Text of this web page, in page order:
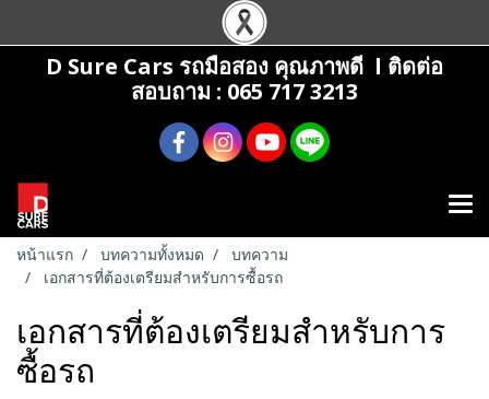
D Sure Cars รถมือสอง คุณภาพดี l ติดต่อ
สอบถาม : 065 717 3213
หน้าแรก บทความทั้งหมด
บทความ
เอกสารที่ต้องเตรียมสำหรับการซื้อรถ
เอกสารที่ต้องเตรียมสำหรับการ
ซื้อรถ